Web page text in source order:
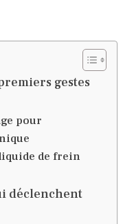
gestes
pour
de frein
déclenchent